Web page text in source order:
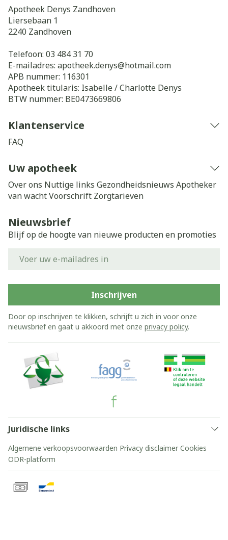
Apotheek Denys Zandhoven
Liersebaan 1
2240 Zandhoven
Telefoon: 03 484 31 70
E-mailadres: apotheek.denys@hotmail.com
APB nummer: 116301
Apotheek titularis: Isabelle / Charlotte Denys
BTW nummer: BE0473669806
Klantenservice
FAQ
Uw apotheek
Over ons Nuttige links Gezondheidsnieuws Apotheker
van wachtVoorschrift Zorgtarieven
Nieuwsbrief
Blijf op de hoogte van nieuwe producten en promoties
Inschrijven
Door op inschrijven te klikken, schrijft u zich in voor onze
nieuwsbrief en gaat u akkoord met onze privacy policy.
Juridische links
Algemene verkoopsvoorwaarden Privacy disclaimer Cookies
ODR-platform